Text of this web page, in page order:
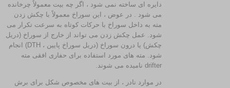
دایره ای ساخته نمی شود ، اگر چه بیت معمولاً چرخانده
می شود . در عوض ، این سوراخ معمولاً با چکش زدن
مته به داخل سوراخ با حرکات کوتاه به سرعت تکرار می
شود. عمل چکش زدن می تواند از خارج از سوراخ (دریل
چکش) یا درون سوراخ (دریل سوراخ پایین ، DTH) انجام
شود. مته های مورد استفاده برای حفاری افقی مته
drifter نامیده می شوند.
در موارد نادر ، از بیت های مخصوص شکل برای برش